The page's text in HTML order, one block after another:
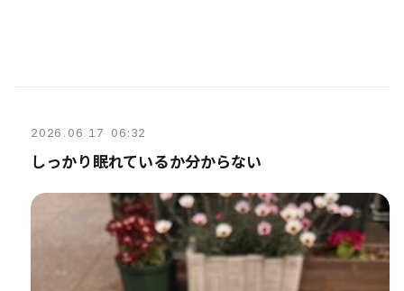
2026 . 06. 17 06:32
しっかり眠れているか分からない